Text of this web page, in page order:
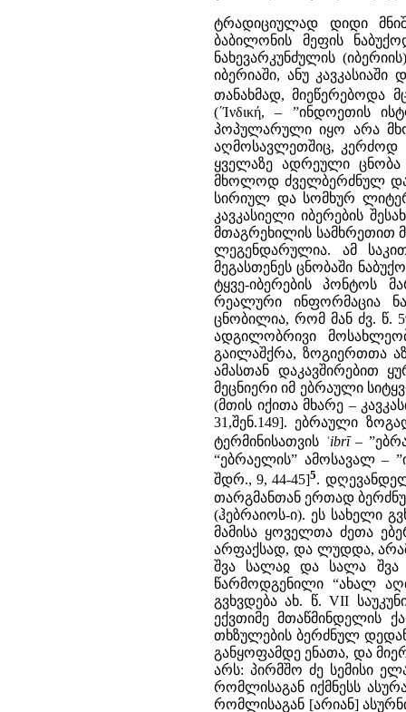
ტრადიციულად დიდი
ბაბილონის მეფის
ნახევარკუნძულის
იბერიაში, ანუ
თანახმად, მიეწერებოდა
(΄Ίνδική, – ”ინდოეთის
პოპულარული იყო არა
აღმოსავლეთშიც, კერძოდ
ყველაზე ადრეული ცნობა
მხოლოდ ძველბერძნულ
სირიულ და სომხურ
კავკასიელი იბერების
მთაგრეხილის სამხრეთით
ლეგენდარულია. ამ
მეგასთენეს ცნობაში
ტყვე-იბერების პონტოს
რეალური ინფორმაცია
ცნობილია, რომ მან ძვ. წ.
ადგილობრივი
გაილაშქრა, ზოგიერთთა
ამასთან დაკავშირებით
მეცნიერი იმ ებრაული
(მთის იქითა მხარე –
31,შენ.149]. ებრაული
ტერმინისათვის ʿibrī–
“ებრაელის” ამოსავალ –
შდრ., 9, 44-45]5.
თარგმანთან ერთად
(ჰებრაიოს-ი). ეს სახელი
მამისა ყოველთა ძეთა
არფაქსად, და ლუდდა,
შვა სალაჲ და სალა შვა
წარმოდგენილი “ახალ
გვხვდება ახ. წ. VII
ექვთიმე მთაწმინდელის
თხზულების ბერძნულ
განყოფამდე ენათა, და
არს: პირმშო ძე სემისი
რომლისაგან იქმნესს
რომლისაგან [არიან]